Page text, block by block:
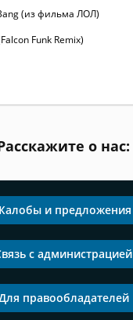
(из фильма ЛОЛ)
Funk Remix)
о нас:
и предложения
с администрацией
правообладателей